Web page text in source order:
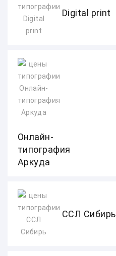
Digital print
Онлайн-
типография
Аркуда
ССЛ Сибирь